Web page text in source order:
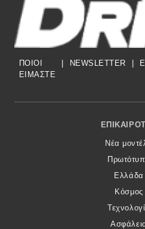
ΠΟΙΟΙ
ΕΙΜΑΣΤΕ
NEWSLETTER
Footer
Νέα
Ελλάδα
Κόσμος